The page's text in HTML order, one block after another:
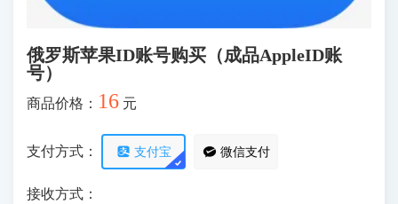
俄罗斯苹果ID账号购买（成品AppleID账
号）
商品价格： 16 元
支付方式： 支付宝 微信支付
接收方式：